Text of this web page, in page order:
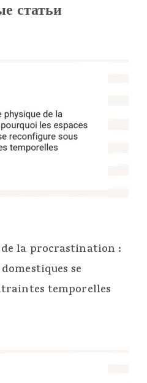
статьи
la procrastination :
se
temporelles